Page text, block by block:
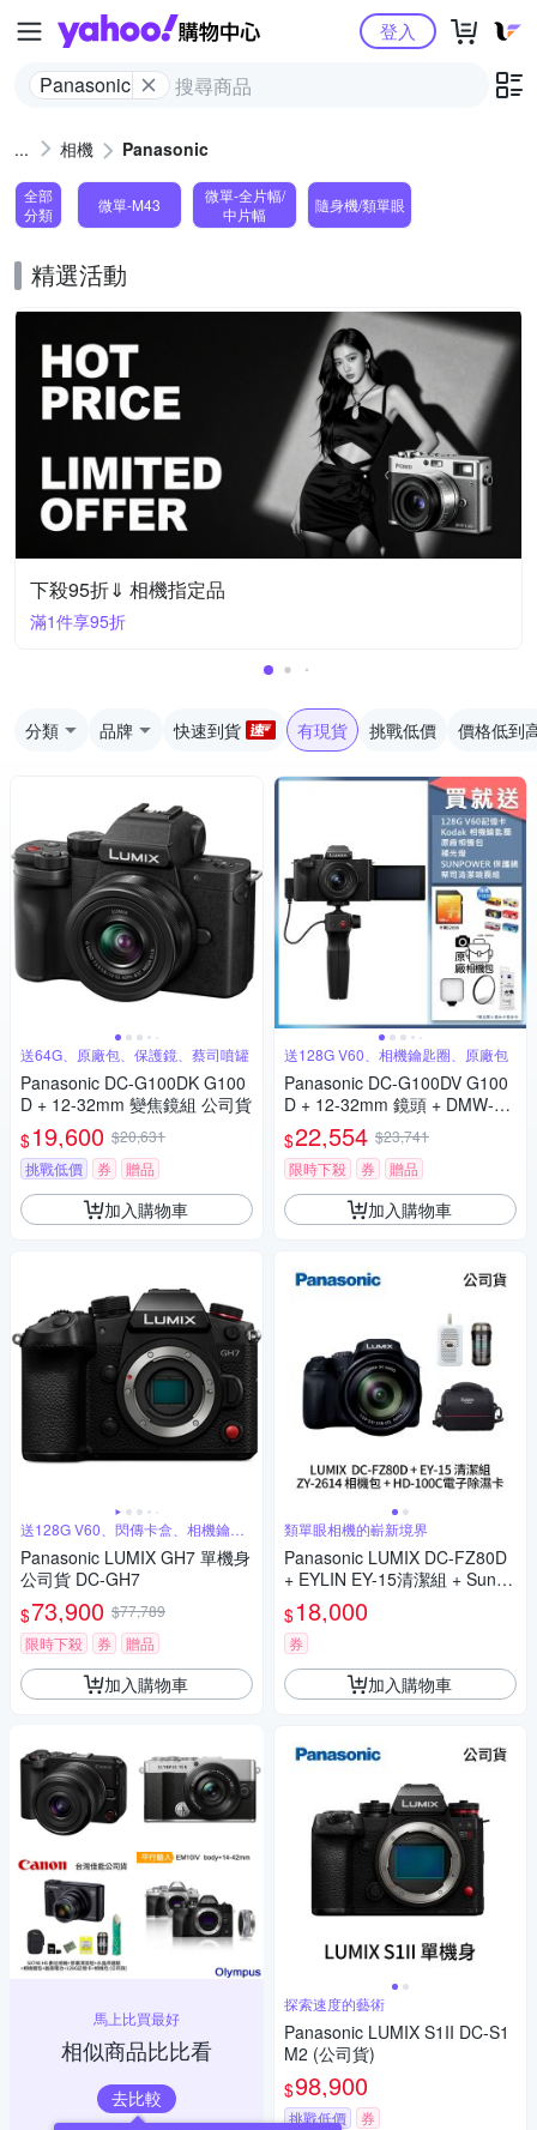
Yahoo購物中心
Panasonic
登入
相機 Panasonic
全部
分類
微單-M43
微單-全片幅/
中片幅
隨身機/類單眼
精選活動
下殺95折⇓ 相機指定品
滿1件享95折
分類 品牌 快速到貨 有現貨 挑戰低價 價格低到
送64G、原廠包、保護鏡、蔡司噴罐
Panasonic DC-G100DK G100
D + 12-32mm 變焦鏡組 公司貨
$19,600 $20,631
挑戰低價
券 贈品
加入購物車
送128G V60、閃傳卡盒、相機鑰匙
圈
Panasonic LUMIX GH7 單機身
公司貨 DC-GH7
$73,900 $77,789
限時下殺
券 贈品
加入購物車
馬上比買最好
相似商品比比看
去比較
送128G V60、相機鑰匙圈、原廠包
Panasonic DC-G100DV G100
D + 12-32mm 鏡頭 + DMW-SH
GR2 三腳架握把組 公司貨
$22,554 $23,741
限時下殺
券 贈品
加入購物車
類單眼相機的嶄新境界
Panasonic LUMIX DC-FZ80D
+ EYLIN EY-15清潔組 + SunLi
ght ZY-2614相機包 + EirMai 銳
瑪 HD-100C電子除濕卡 FZ80
D (公司貨)
$18,000
券
加入購物車
探索速度的藝術
Panasonic LUMIX S1II DC-S1
M2 (公司貨)
$98,900
挑戰低價 券